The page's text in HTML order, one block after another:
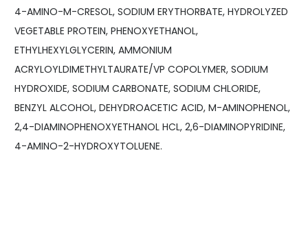
4-AMINO-M-CRESOL, SODIUM ERYTHORBATE, HYDROLYZED
VEGETABLE PROTEIN, PHENOXYETHANOL,
ETHYLHEXYLGLYCERIN, AMMONIUM
ACRYLOYLDIMETHYLTAURATE/VP COPOLYMER, SODIUM
HYDROXIDE, SODIUM CARBONATE, SODIUM CHLORIDE,
BENZYL ALCOHOL, DEHYDROACETIC ACID, M-AMINOPHENOL,
2,4-DIAMINOPHENOXYETHANOL HCL, 2,6-DIAMINOPYRIDINE,
4-AMINO-2-HYDROXYTOLUENE.